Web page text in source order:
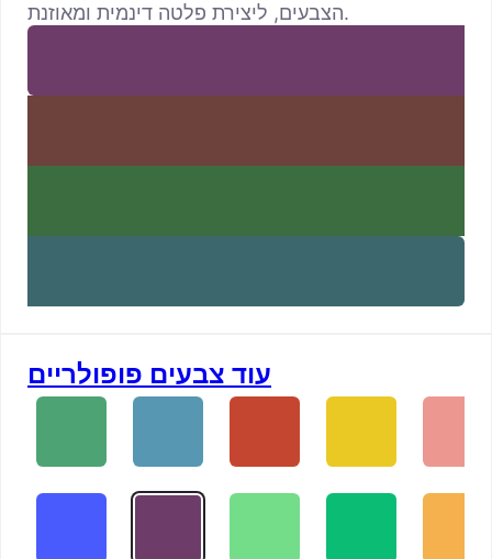
הצבעים, ליצירת פלטה דינמית ומאוזנת.
עוד צבעים פופולריים